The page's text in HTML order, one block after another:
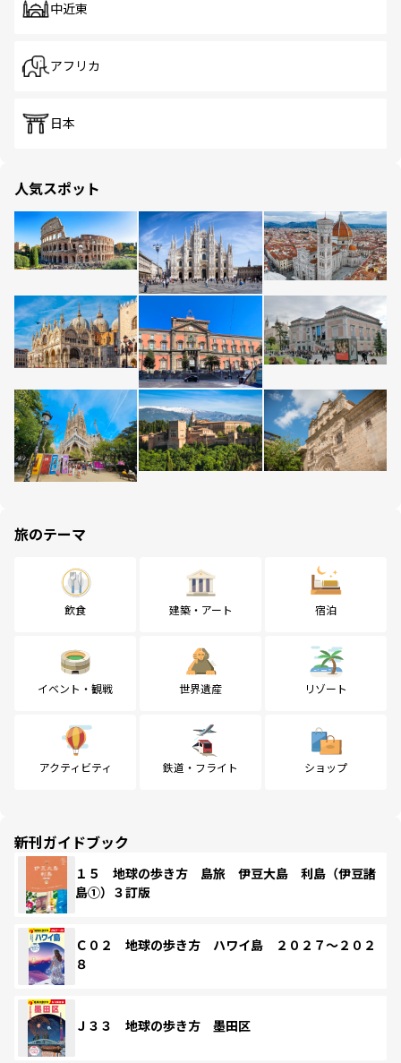
中近東
アフリカ
日本
人気スポット
旅のテーマ
飲食 建築・アート 宿泊
イベント・観戦 世界遺産 リゾート
アクティビティ 鉄道・フライト ショップ
新刊ガイドブック
１５ 地球の歩き方 島旅 伊豆大島 利島（伊豆諸
島①）３訂版
Ｃ０２ 地球の歩き方 ハワイ島 ２０２７～２０２
８
Ｊ３３ 地球の歩き方 墨田区